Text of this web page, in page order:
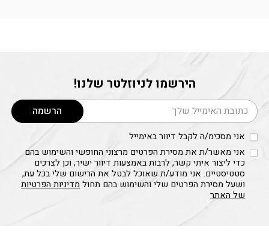
הירשמו לניוזלטר שלנו!
דוא׳׳ל הרשמה
אני מסכימ/ה לקבל דיוור באימייל
אני מאשר/ת את מסירת הפרטים מרצוני החופשי והשימוש בהם
כדי ליצור איתי קשר, לרבות באמצעות דיוור ישיר, וכן לצרכים
סטטיסטיים. אני מודע/ת שאוכל לבטל את הרישום שלי בכל עת,
ושעל מסירת הפרטים שלי והשימוש בהם תחולמדיניות הפרטיות
של האתר